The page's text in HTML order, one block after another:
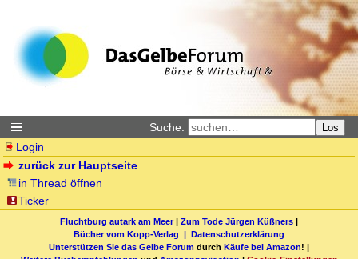
Suche: Los
Login
zurück zur Hauptseite
in Thread öffnen
Ticker
Fluchtburg autark am Meer| Zum Tode Jürgen Küßners |
Bücher vom Kopp-Verlag | Datenschutzerklärung
Unterstützen Sie das Gelbe Forum durch Käufe bei Amazon! |